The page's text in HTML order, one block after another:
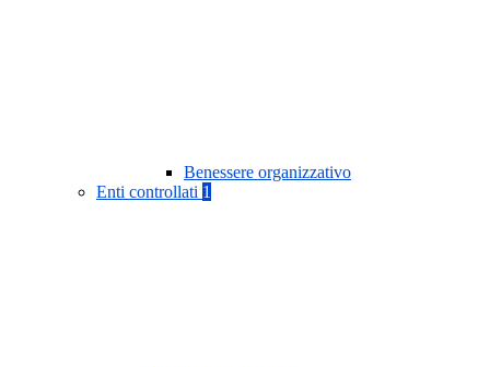
Benessere organizzativo
Enti controllati 1